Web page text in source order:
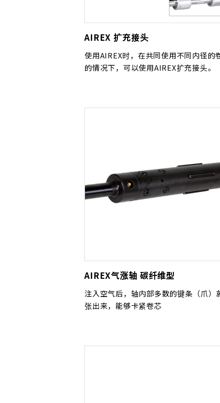
AIREX 扩充接头
使用AIREX时，在共同使用不同内径的
的情况下，可以使用AIREX扩充接头。
AIREX气涨轴 碳纤维型
注入空气后，轴内部多数的键条（爪）
张出来，能够卡紧卷芯